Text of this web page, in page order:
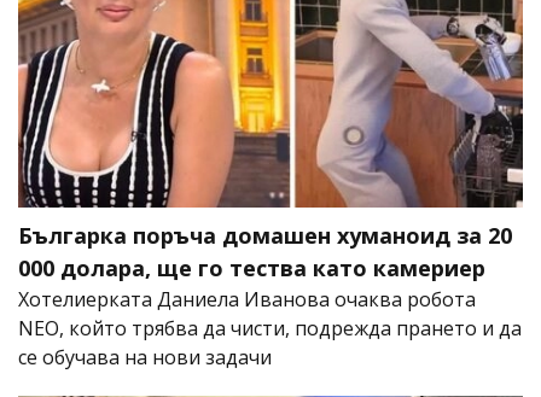
Българка поръча домашен хуманоид за 20
000 долара, ще го тества като камериер
Хотелиерката Даниела Иванова очаква робота
NEO, който трябва да чисти, подрежда прането и да
се обучава на нови задачи